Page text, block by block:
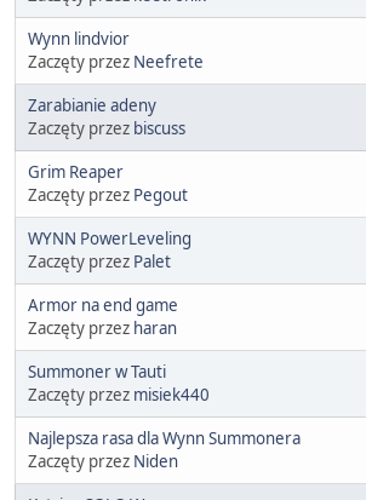
Wynn lindvior
Zaczęty przez Neefrete
Zarabianie adeny
Zaczęty przez biscuss
Grim Reaper
Zaczęty przez Pegout
WYNN PowerLeveling
Zaczęty przez Palet
Armor na end game
Zaczęty przez haran
Summoner w Tauti
Zaczęty przez misiek440
Najlepsza rasa dla Wynn Summonera
Zaczęty przez Niden